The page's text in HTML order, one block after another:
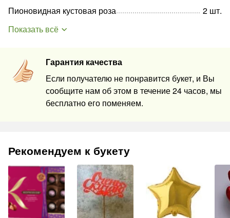
Гарантия качества
Если получателю не понравится букет, и Вы
сообщите нам об этом в течение 24 часов, мы
бесплатно его поменяем.
Пионовидная кустовая роза
2 шт.
Показать всё
Рекомендуем к букету